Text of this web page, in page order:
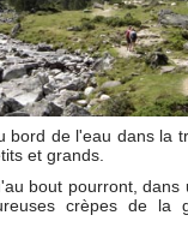
bord de l'eau dans la
et grands.
bout pourront, dans
crèpes de la